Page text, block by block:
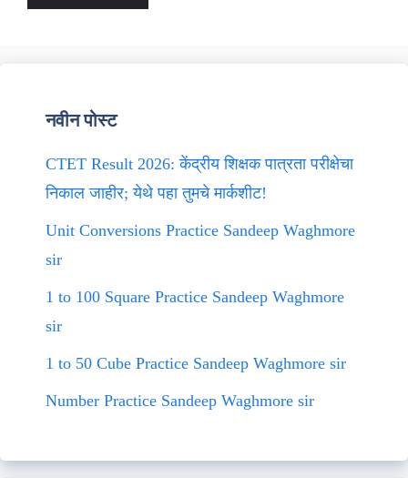
नवीन पोस्ट
CTET Result 2026: केंद्रीय शिक्षक पात्रता परीक्षेचा
निकाल जाहीर; येथे पहा तुमचे मार्कशीट!
Unit Conversions Practice Sandeep Waghmore
sir
1 to 100 Square Practice Sandeep Waghmore
sir
1 to 50 Cube Practice Sandeep Waghmore sir
Number Practice Sandeep Waghmore sir